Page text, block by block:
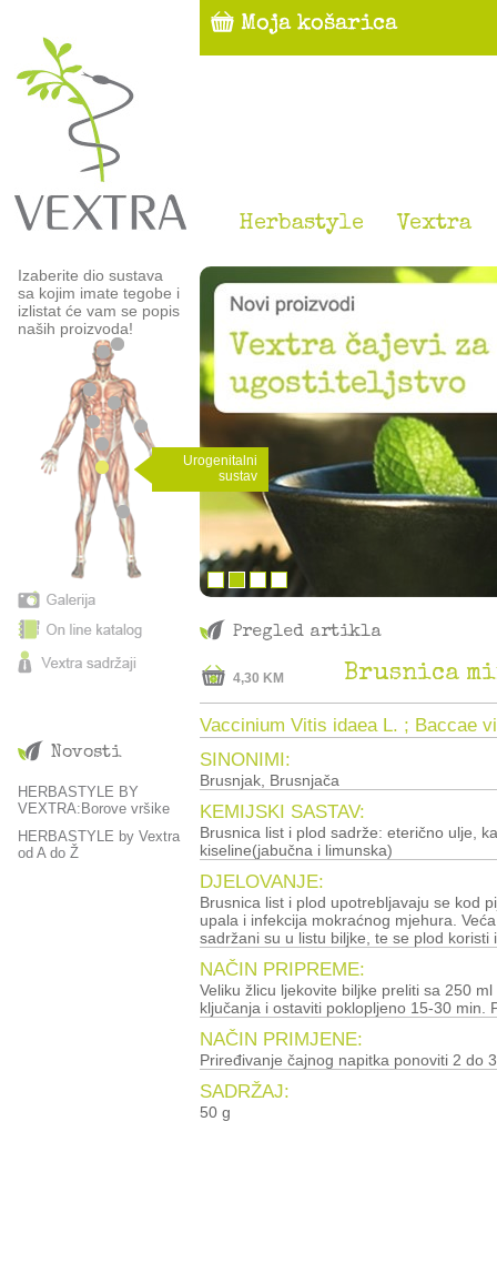
Herbastyle Vextra
Izaberite dio sustava
sa kojim imate tegobe i
izlistat će vam se popis
naših proizvoda!
Urogenitalni
sustav
Novosti
HERBASTYLE BY
VEXTRA:Borove vršike
HERBASTYLE by Vextra
od A do Ž
Pregled artikla
4,30 KM Brusnica
Vaccinium Vitis idaea L. ; Baccae
SINONIMI:
Brusnjak, Brusnjača
KEMIJSKI SASTAV:
Brusnica list i plod sadrže: eterično ulje,
kiseline(jabučna i limunska)
DJELOVANJE:
Brusnica list i plod upotrebljavaju se kod
upala i infekcija mokraćnog mjehura.
sadržani su u listu biljke, te se plod
NAČIN PRIPREME:
Veliku žlicu ljekovite biljke preliti sa 250
ključanja i ostaviti poklopljeno 15-30 min.
NAČIN PRIMJENE:
Priređivanje čajnog napitka ponoviti 2 do
SADRŽAJ:
50 g